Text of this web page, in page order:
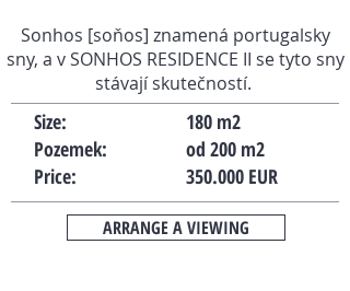
Sonhos [soňos] znamená portugalsky
sny, a v SONHOS RESIDENCE II se tyto sny
stávají skutečností.
Size:
Pozemek:
Price:
180 m2
od 200 m2
350.000 EUR
ARRANGE A VIEWING